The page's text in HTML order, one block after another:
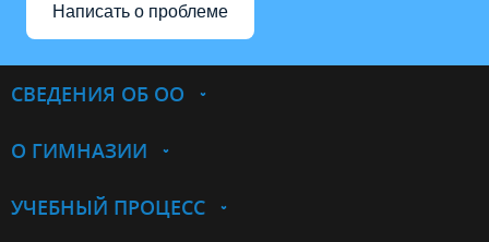
Написать о проблеме
СВЕДЕНИЯ ОБ ОО
О ГИМНАЗИИ
УЧЕБНЫЙ ПРОЦЕСС